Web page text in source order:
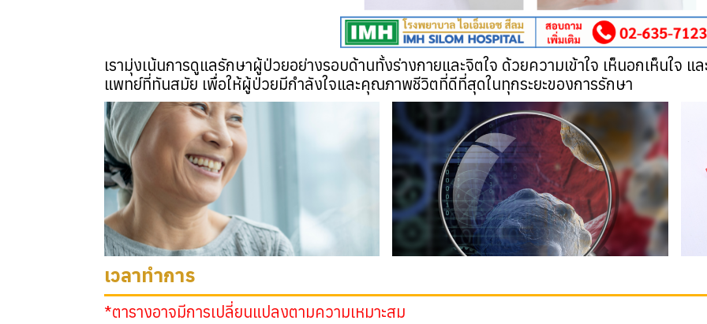
เรามุ่งเน้นการดูแลรักษาผู้ป่วยอย่างรอบด้านทั้งร่างกายและจิตใจ ด้วยความเข้าใจ เห็นอกเห็นใจ แ
แพทย์ที่ทันสมัย เพื่อให้ผู้ป่วยมีกำลังใจและคุณภาพชีวิตที่ดีที่สุดในทุกระยะของการรักษา
เวลาทำการ
*ตารางอาจมีการเปลี่ยนแปลงตามความเหมาะสม